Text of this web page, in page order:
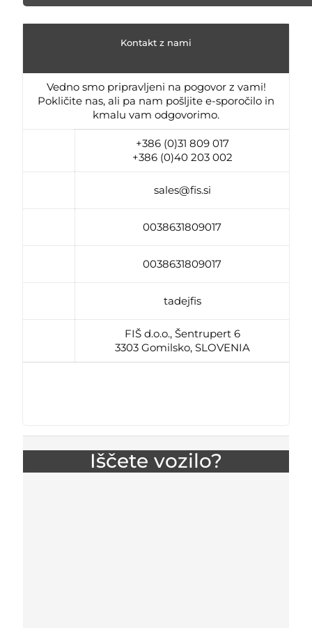
Kontakt z nami
Vedno smo pripravljeni na pogovor z vami!
Pokličite nas, ali pa nam pošljite e-sporočilo in
kmalu vam odgovorimo.
+386 (0)31 809 017
+386 (0)40 203 002
sales@fis.si
0038631809017
0038631809017
tadejfis
FIŠ d.o.o., Šentrupert 6
3303 Gomilsko, SLOVENIA
Iščete vozilo?